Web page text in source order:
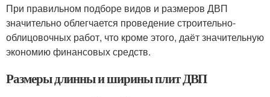
При правильном подборе видов и размеров ДВП
значительно облегчается проведение строительно-
облицовочных работ, что кроме этого, даёт значительную
экономию финансовых средств.
Размеры длинны и ширины плит ДВП